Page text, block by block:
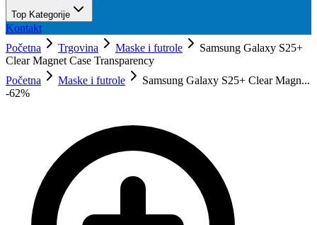
Top Kategorije
Kontakt
Početna
Trgovina Maske i futrole
Samsung Galaxy S25+
Clear Magnet Case Transparency
Početna
Maske i futrole
Samsung Galaxy S25+ Clear Magn...
-62%